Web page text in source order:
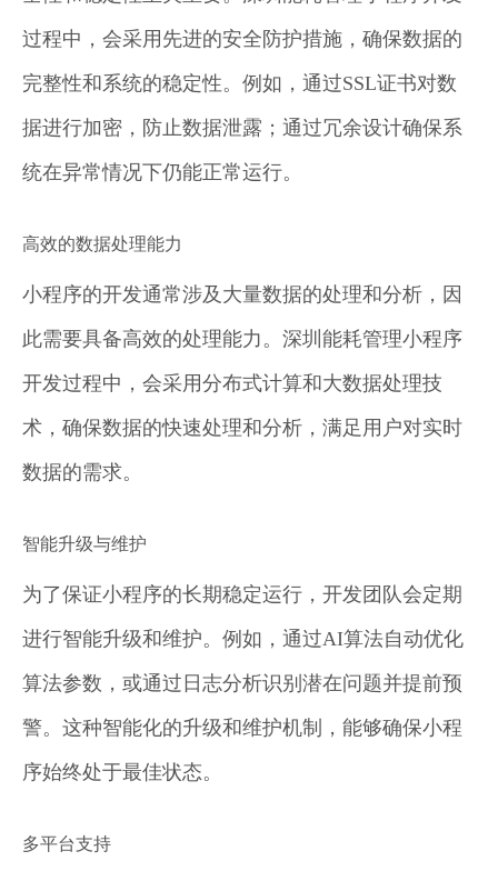
过程中，会采用先进的安全防护措施，确保数据的
完整性和系统的稳定性。例如，通过SSL证书对数
据进行加密，防止数据泄露；通过冗余设计确保系
统在异常情况下仍能正常运行。
高效的数据处理能力
小程序的开发通常涉及大量数据的处理和分析，因
此需要具备高效的处理能力。深圳能耗管理小程序
开发过程中，会采用分布式计算和大数据处理技
术，确保数据的快速处理和分析，满足用户对实时
数据的需求。
智能升级与维护
为了保证小程序的长期稳定运行，开发团队会定期
进行智能升级和维护。例如，通过AI算法自动优化
算法参数，或通过日志分析识别潜在问题并提前预
警。这种智能化的升级和维护机制，能够确保小程
序始终处于最佳状态。
多平台支持